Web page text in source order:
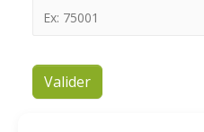
Valider